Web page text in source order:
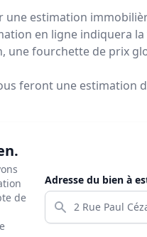
estimation
en ligne indiquera
une fourchette de prix
feront une estimation
de
Adresse du bien à